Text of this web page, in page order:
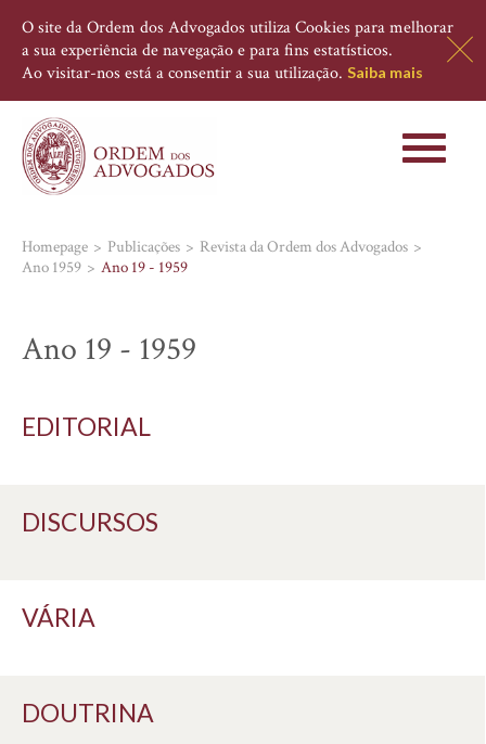
O site da Ordem dos Advogados utiliza Cookies para melhorar
a sua experiência de navegação e para fins estatísticos.
Ao visitar-nos está a consentir a sua utilização. Saiba mais
Toggle
Homepage Publicações
Revista da Ordem dos Advogados
Ano 1959
Ano 19 - 1959
Ano 19 - 1959
EDITORIAL
DISCURSOS
VÁRIA
DOUTRINA